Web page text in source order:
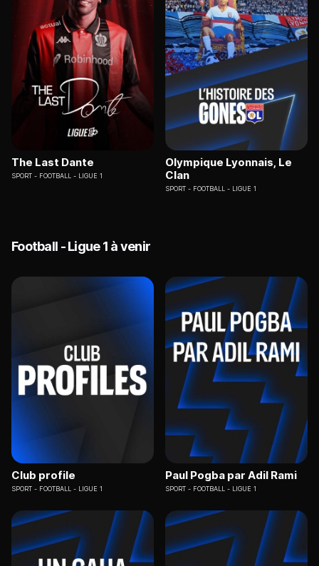
The Last Dante
SPORT FOOTBALL - LIGUE 1
Olympique Lyonnais, Le
Clan
SPORT FOOTBALL - LIGUE 1
Football - Ligue 1 à venir
Club profile
SPORT FOOTBALL - LIGUE 1
Paul Pogba par Adil Rami
SPORT FOOTBALL - LIGUE 1